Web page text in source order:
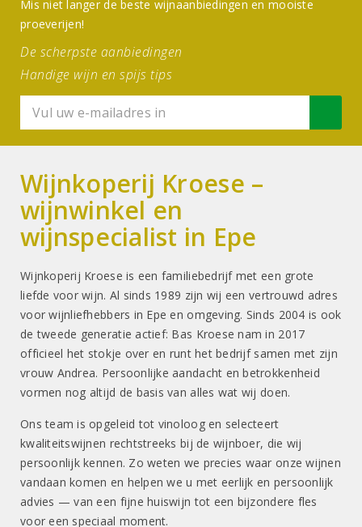
Mis niet langer de beste wijnaanbiedingen en mooiste
proeverijen!
De scherpste aanbiedingen
Handige wijn en spijs tips
Wijnkoperij Kroese –
wijnwinkel en
wijnspecialist in Epe
Wijnkoperij Kroese is een familiebedrijf met een grote
liefde voor wijn. Al sinds 1989 zijn wij een vertrouwd adres
voor wijnliefhebbers in Epe en omgeving. Sinds 2004 is ook
de tweede generatie actief: Bas Kroese nam in 2017
officieel het stokje over en runt het bedrijf samen met zijn
vrouw Andrea. Persoonlijke aandacht en betrokkenheid
vormen nog altijd de basis van alles wat wij doen.
Ons team is opgeleid tot vinoloog en selecteert
kwaliteitswijnen rechtstreeks bij de wijnboer, die wij
persoonlijk kennen. Zo weten we precies waar onze wijnen
vandaan komen en helpen we u met eerlijk en persoonlijk
advies — van een fijne huiswijn tot een bijzondere fles
voor een speciaal moment.